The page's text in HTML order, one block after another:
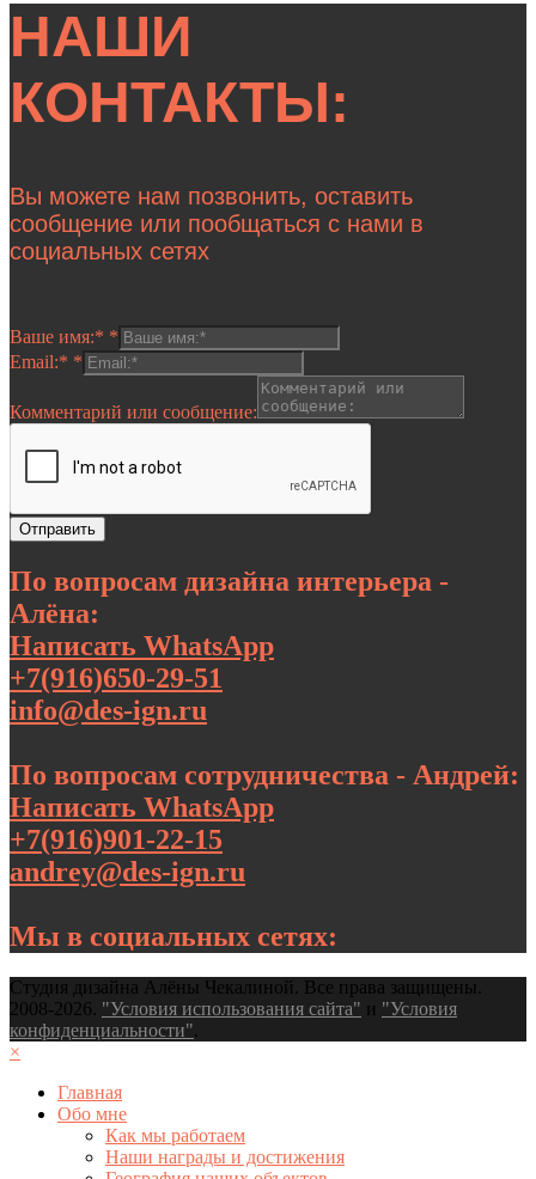
НАШИ
КОНТАКТЫ:
Вы можете нам позвонить, оставить
сообщение или пообщаться с нами в
социальных сетях
Ваше имя:* *
Email:* *
Комментарий или сообщение:
Отправить
По вопросам дизайна интерьера -
Алёна:
Написать WhatsApp
+7(916)650-29-51
info@des-ign.ru
По вопросам сотрудничества - Андрей:
Написать WhatsApp
+7(916)901-22-15
andrey@des-ign.ru
Мы в социальных сетях:
Студия дизайна Алёны Чекалиной. Все права защищены.
2008-2026. "Условия использования сайта" и "Условия
конфиденциальности"
×
Главная
Обо мне
Как мы работаем
Наши награды и достижения